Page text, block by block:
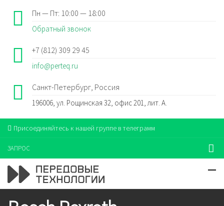
Пн — Пт: 10:00 — 18:00
Обратный звонок
+7 (812) 309 29 45
info@perteq.ru
Санкт-Петербург, Россия
196006, ул. Рощинская 32, офис 201, лит. А.
Присоединяйтесь к нашей группе в телеграмм
ЗАПРОС